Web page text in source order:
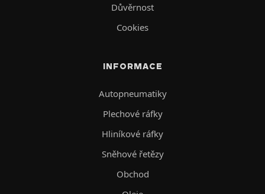
Důvěrnost
Cookies
INFORMACE
Autopneumatiky
Plechové ráfky
Hliníkové ráfky
Sněhové řetězy
Obchod